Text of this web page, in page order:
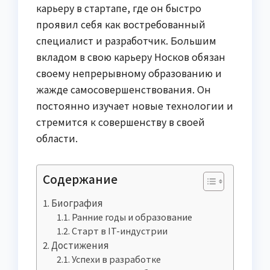
карьеру в стартапе, где он быстро
проявил себя как востребованный
специалист и разработчик. Большим
вкладом в свою карьеру Носков обязан
своему непрерывному образованию и
жажде самосовершенствования. Он
постоянно изучает новые технологии и
стремится к совершенству в своей
области.
Содержание
Биография
Ранние годы и образование
Старт в IT-индустрии
Достижения
Успехи в разработке